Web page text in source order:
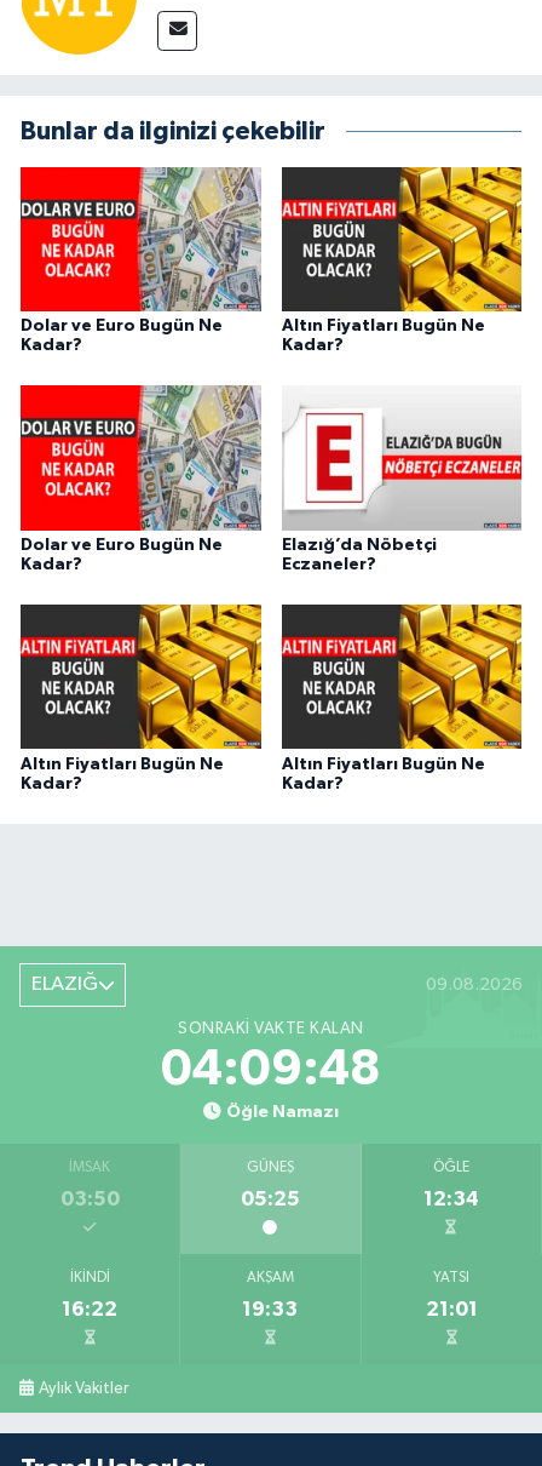
Bunlar da ilginizi çekebilir
Dolar ve Euro Bugün Ne
Kadar?
Altın Fiyatları Bugün Ne
Kadar?
Dolar ve Euro Bugün Ne
Kadar?
Elazığ’da Nöbetçi
Eczaneler?
Altın Fiyatları Bugün Ne
Kadar?
Altın Fiyatları Bugün Ne
Kadar?
ELAZIĞ 09.08.2026
SONRAKI VAKTE KALAN
04:09:47
Öğle Namazı
İMSAK
03:50
GÜNEŞ
05:25
ÖĞLE
12:34
İKINDI
16:22
AKŞAM
19:33
YATSI
21:01
Aylık Vakitler